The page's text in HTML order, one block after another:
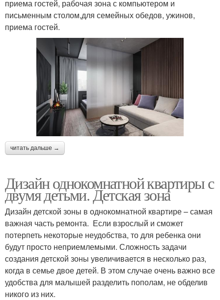
приема гостей, рабочая зона с компьютером и
письменным столом,для семейных обедов, ужинов,
приема гостей.
читать дальше →
Дизайн однокомнатной квартиры с
двумя детьми. Детская зона
Дизайн детской зоны в однокомнатной квартире – самая
важная часть ремонта. Если взрослый и сможет
потерпеть некоторые неудобства, то для ребенка они
будут просто неприемлемыми. Сложность задачи
создания детской зоны увеличивается в несколько раз,
когда в семье двое детей. В этом случае очень важно все
удобства для малышей разделить пополам, не обделив
никого из них.